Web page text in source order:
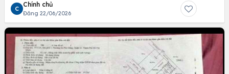
C
Chính chủ
Đăng 22/06/2026